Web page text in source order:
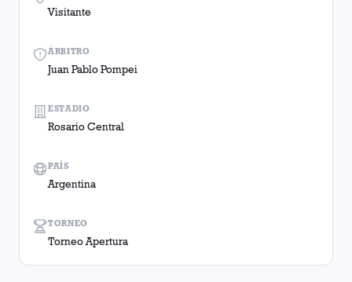
ÁRBITRO
Juan Pablo Pompei
TORNEO
Torneo Apertura
Visitante
ESTADIO
Rosario Central
PAÍS
Argentina